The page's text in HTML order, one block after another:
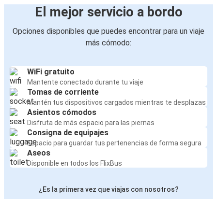
El mejor servicio a bordo
Opciones disponibles que puedes encontrar para un viaje
más cómodo:
WiFi gratuito
Mantente conectado durante tu viaje
Tomas de corriente
Mantén tus dispositivos cargados mientras te desplazas
Asientos cómodos
Disfruta de más espacio para las piernas
Consigna de equipajes
Espacio para guardar tus pertenencias de forma segura
Aseos
Disponible en todos los FlixBus
¿Es la primera vez que viajas con nosotros?